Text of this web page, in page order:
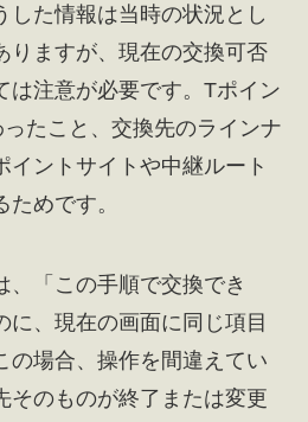
した情報は当時の状況とし
りますが、現在の交換可否
は注意が必要です。Tポイン
たこと、交換先のラインナ
イントサイトや中継ルート
めです。
、「この手順で交換でき
に、現在の画面に同じ項目
の場合、操作を間違えてい
そのものが終了または変更